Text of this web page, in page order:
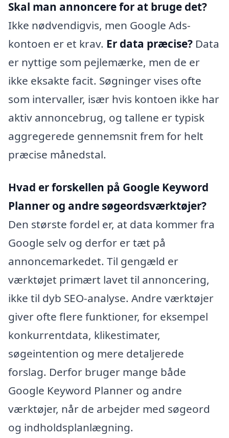
Skal man annoncere for at bruge det?
Ikke nødvendigvis, men Google Ads-
kontoen er et krav. Er data præcise? Data
er nyttige som pejlemærke, men de er
ikke eksakte facit. Søgninger vises ofte
som intervaller, især hvis kontoen ikke har
aktiv annoncebrug, og tallene er typisk
aggregerede gennemsnit frem for helt
præcise månedstal.
Hvad er forskellen på Google Keyword
Planner og andre søgeordsværktøjer?
Den største fordel er, at data kommer fra
Google selv og derfor er tæt på
annoncemarkedet. Til gengæld er
værktøjet primært lavet til annoncering,
ikke til dyb SEO-analyse. Andre værktøjer
giver ofte flere funktioner, for eksempel
konkurrentdata, klikestimater,
søgeintention og mere detaljerede
forslag. Derfor bruger mange både
Google Keyword Planner og andre
værktøjer, når de arbejder med søgeord
og indholdsplanlægning.